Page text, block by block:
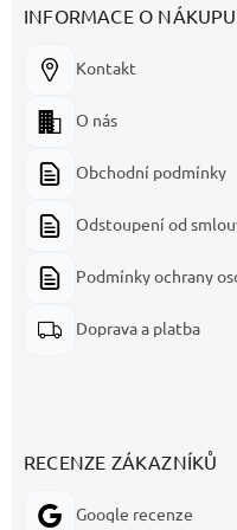
INFORMACE O NÁKUPU
Kontakt
O nás
Obchodní podmínky
Odstoupení od
Podmínky ochrany
Doprava a platba
RECENZE ZÁKAZNÍKŮ
Google recenze